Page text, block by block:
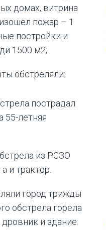
домах, витрина
пожар – 1
постройки и
1500 м2;
обстреляли:
пострадал
55-летняя
из РСЗО
и трактор.
город трижды
обстрела горела
и здание.